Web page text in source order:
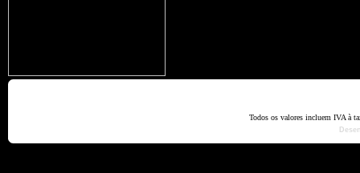
Todos os valores incluem IVA à